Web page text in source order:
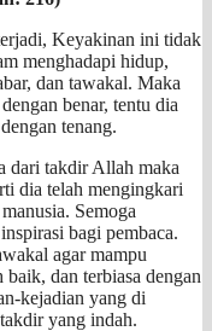
Keyakinan ini tidak
menghadapi hidup,
dan tawakal. Maka
benar, tentu dia
tenang.
dari takdir Allah maka
dia telah mengingkari
Semoga
bagi pembaca.
agar mampu
dan terbiasa dengan
kejadian yang di
yang indah.